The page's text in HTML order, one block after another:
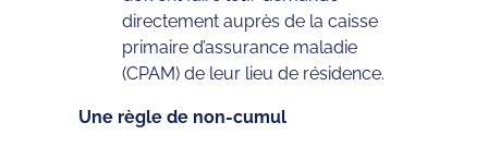
directement auprès de la caisse
primaire d’assurance maladie
(CPAM) de leur lieu de résidence.
Une règle de non-cumul